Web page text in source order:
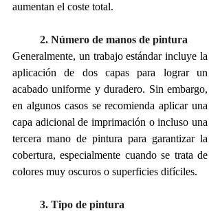
aumentan el coste total.
2. Número de manos de pintura
Generalmente, un trabajo estándar incluye la
aplicación de dos capas para lograr un
acabado uniforme y duradero. Sin embargo,
en algunos casos se recomienda aplicar una
capa adicional de imprimación o incluso una
tercera mano de pintura para garantizar la
cobertura, especialmente cuando se trata de
colores muy oscuros o superficies difíciles.
3. Tipo de pintura